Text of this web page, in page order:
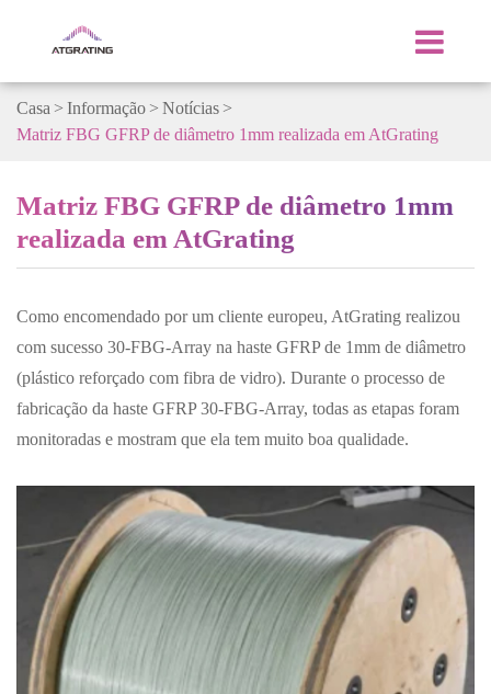
Casa Informação
Notícias
Matriz FBG GFRP de diâmetro 1mm realizada em AtGrating
Matriz FBG GFRP de diâmetro 1mm
realizada em AtGrating
Como encomendado por um cliente europeu, AtGrating realizou
com sucesso 30-FBG-Array na haste GFRP de 1mm de diâmetro
(plástico reforçado com fibra de vidro). Durante o processo de
fabricação da haste GFRP 30-FBG-Array, todas as etapas foram
monitoradas e mostram que ela tem muito boa qualidade.